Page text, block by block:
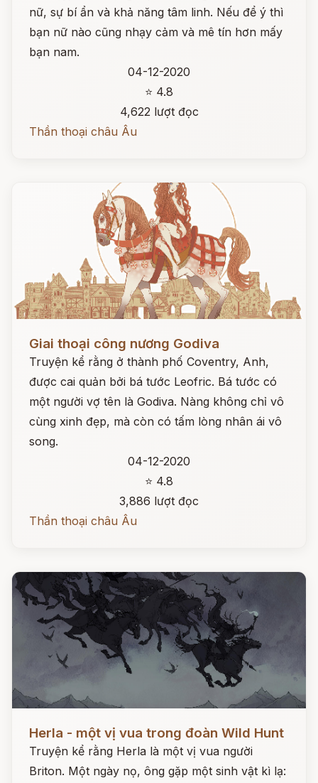
nữ, sự bí ẩn và khả năng tâm linh. Nếu để ý thì
bạn nữ nào cũng nhạy cảm và mê tín hơn mấy
bạn nam.
04-12-2020
⭐ 4.8
4,622 lượt đọc
Thần thoại châu Âu
Giai thoại công nương Godiva
Truyện kể rằng ở thành phố Coventry, Anh,
được cai quản bởi bá tước Leofric. Bá tước có
một người vợ tên là Godiva. Nàng không chỉ vô
cùng xinh đẹp, mà còn có tấm lòng nhân ái vô
song.
04-12-2020
⭐ 4.8
3,886 lượt đọc
Thần thoại châu Âu
Herla - một vị vua trong đoàn Wild Hunt
Truyện kể rằng Herla là một vị vua người
Briton. Một ngày nọ, ông gặp một sinh vật kì lạ: